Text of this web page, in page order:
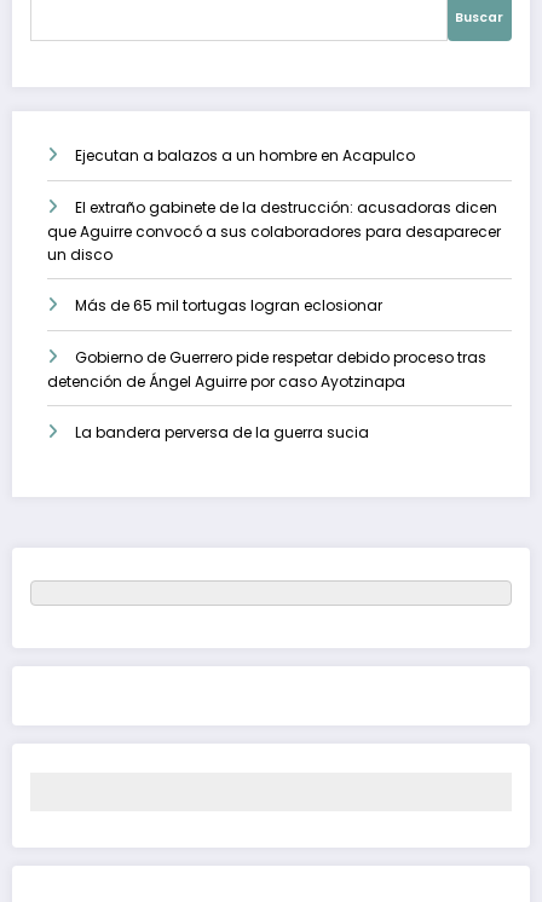
Buscar
Ejecutan a balazos a un hombre en Acapulco
El extraño gabinete de la destrucción: acusadoras dicen
que Aguirre convocó a sus colaboradores para desaparecer
un disco
Más de 65 mil tortugas logran eclosionar
Gobierno de Guerrero pide respetar debido proceso tras
detención de Ángel Aguirre por caso Ayotzinapa
La bandera perversa de la guerra sucia